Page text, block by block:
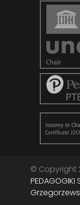
© Copyright
PEDAGOGIKI